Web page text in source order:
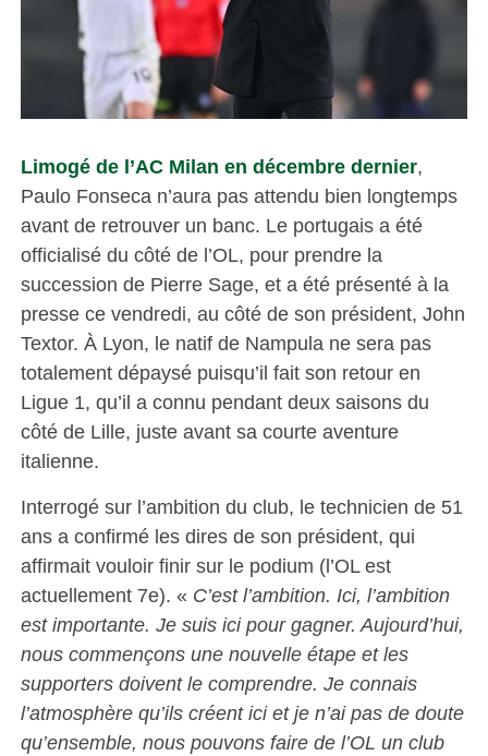
Limogé de l’AC Milan en décembre dernier,
Paulo Fonseca n’aura pas attendu bien longtemps
avant de retrouver un banc. Le portugais a été
officialisé du côté de l’OL, pour prendre la
succession de Pierre Sage, et a été présenté à la
presse ce vendredi, au côté de son président, John
Textor. À Lyon, le natif de Nampula ne sera pas
totalement dépaysé puisqu’il fait son retour en
Ligue 1, qu’il a connu pendant deux saisons du
côté de Lille, juste avant sa courte aventure
italienne.
Interrogé sur l’ambition du club, le technicien de 51
ans a confirmé les dires de son président, qui
affirmait vouloir finir sur le podium (l’OL est
actuellement 7e). « C’est l’ambition. Ici, l’ambition
est importante. Je suis ici pour gagner. Aujourd’hui,
nous commençons une nouvelle étape et les
supporters doivent le comprendre. Je connais
l’atmosphère qu’ils créent ici et je n’ai pas de doute
qu’ensemble, nous pouvons faire de l’OL un club